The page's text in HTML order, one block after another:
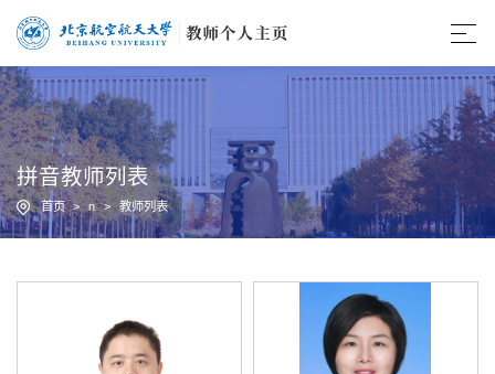
拼音教师列表
首页 > n > 教师列表